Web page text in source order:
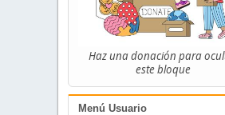
Haz una donación para
este bloque
Menú Usuario